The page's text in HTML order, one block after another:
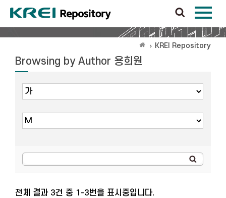
KREI Repository
Browsing by Author 용희원
전체 결과 3건 중 1-3번을 표시중입니다.